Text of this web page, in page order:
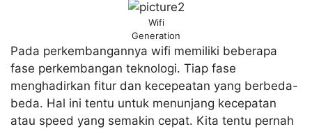
Wifi
Generation
Pada perkembangannya wifi memiliki beberapa
fase perkembangan teknologi. Tiap fase
menghadirkan fitur dan kecepeatan yang berbeda-
beda. Hal ini tentu untuk menunjang kecepatan
atau speed yang semakin cepat. Kita tentu pernah